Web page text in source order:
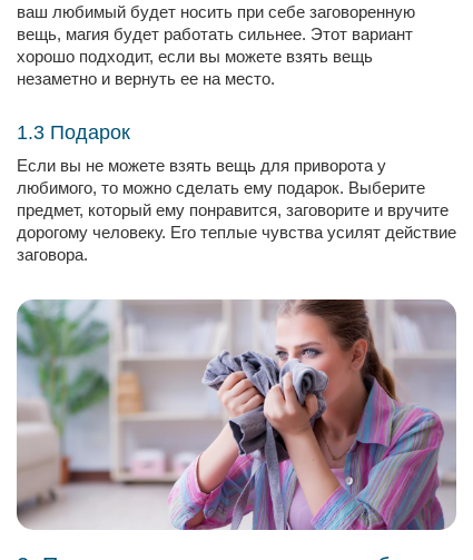
ваш любимый будет носить при себе заговоренную
вещь, магия будет работать сильнее. Этот вариант
хорошо подходит, если вы можете взять вещь
незаметно и вернуть ее на место.
1.3 Подарок
Если вы не можете взять вещь для приворота у
любимого, то можно сделать ему подарок. Выберите
предмет, который ему понравится, заговорите и вручите
дорогому человеку. Его теплые чувства усилят действие
заговора.